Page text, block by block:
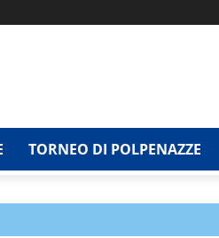
TORNEO DI POLPENAZZE